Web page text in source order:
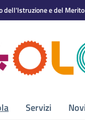
dell'Istruzione e del Merito
Servizi